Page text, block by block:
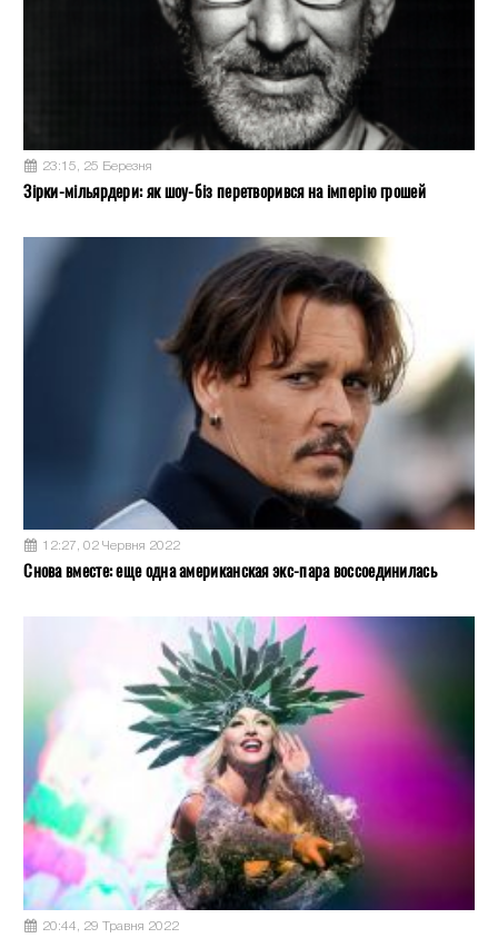
23:15, 25 Березня
Зірки-мільярдери: як шоу-біз перетворився на імперію грошей
12:27, 02 Червня 2022
Снова вместе: еще одна американская экс-пара воссоединилась
20:44, 29 Травня 2022